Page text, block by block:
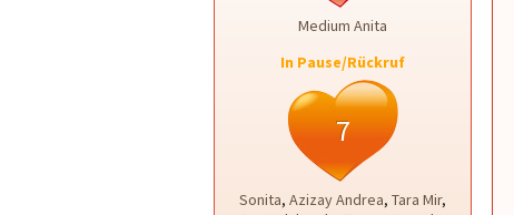
Medium Anita
In Pause/Rückruf
7
Sonita, Azizay Andrea, Tara Mir,